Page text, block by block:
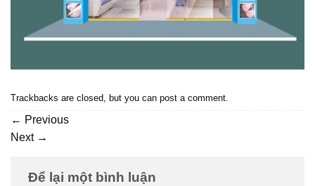
Trackbacks are closed, but you can post a comment
← Previous
Next →
Để lại một bình luận